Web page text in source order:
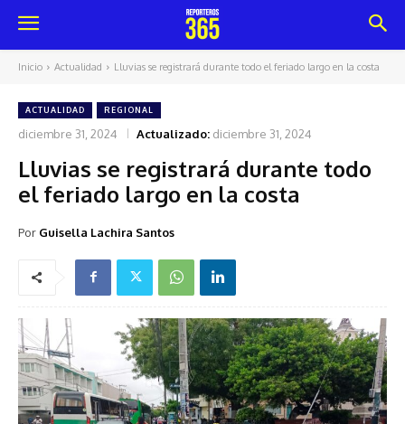
Inicio Actualidad Lluvias se registrará durante todo el feriado largo en la costa
ACTUALIDAD REGIONAL
diciembre 31, 2024 Actualizado: diciembre 31, 2024
Lluvias se registrará durante todo
el feriado largo en la costa
Por Guisella Lachira Santos